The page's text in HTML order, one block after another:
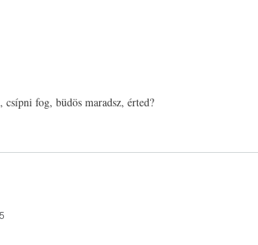
fog, büdös maradsz, érted?